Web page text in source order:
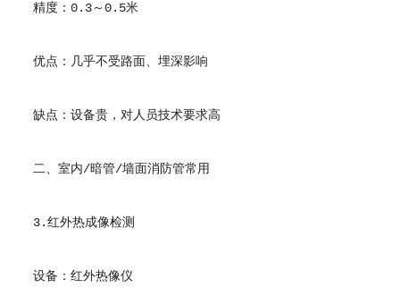
精度：0.3～0.5米
优点：几乎不受路面、埋深影响
缺点：设备贵，对人员技术要求高
二、室内/暗管/墙面消防管常用
3.红外热成像检测
设备：红外热像仪